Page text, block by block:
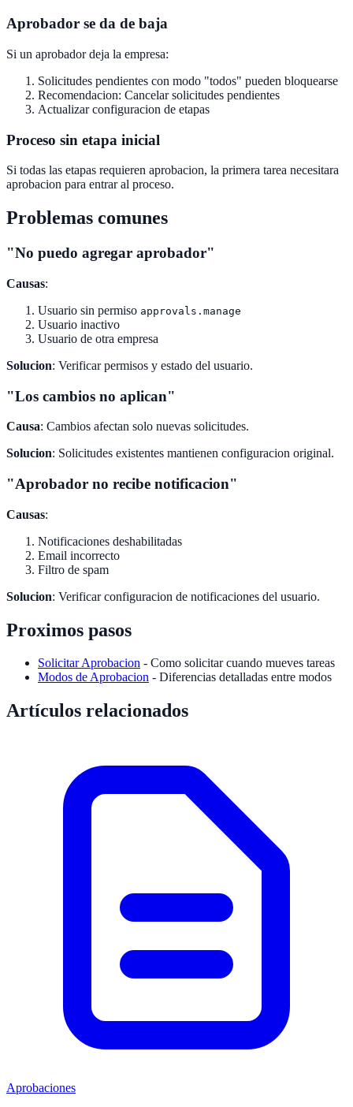
Aprobador se da de baja
Si un aprobador deja la empresa:
Solicitudes pendientes con modo "todos" pueden bloquearse
Recomendacion: Cancelar solicitudes pendientes
Actualizar configuracion de etapas
Proceso sin etapa inicial
Si todas las etapas requieren aprobacion, la primera tarea necesitara
aprobacion para entrar al proceso.
Problemas comunes
"No puedo agregar aprobador"
Causas:
Usuario sin permiso approvals.manage
Usuario inactivo
Usuario de otra empresa
Solucion: Verificar permisos y estado del usuario.
"Los cambios no aplican"
Causa: Cambios afectan solo nuevas solicitudes.
Solucion: Solicitudes existentes mantienen configuracion original.
"Aprobador no recibe notificacion"
Causas:
Notificaciones deshabilitadas
Email incorrecto
Filtro de spam
Solucion: Verificar configuracion de notificaciones del usuario.
Proximos pasos
Solicitar Aprobacion - Como solicitar cuando mueves tareas
Modos de Aprobacion - Diferencias detalladas entre modos
Artículos relacionados
Aprobaciones